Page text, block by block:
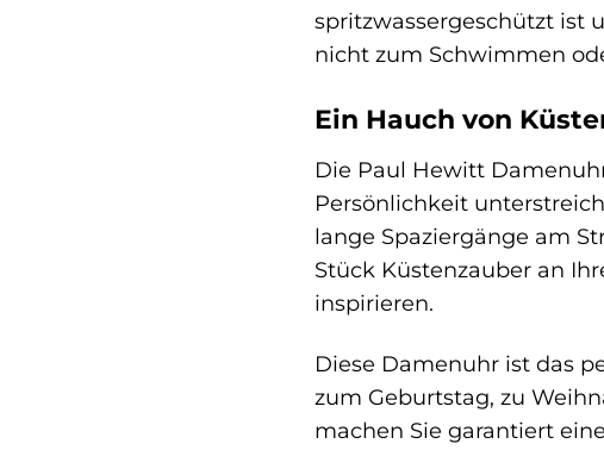
spritzwassergeschützt ist
nicht zum Schwimmen
Ein Hauch von
Die Paul Hewitt
Persönlichkeit
lange Spaziergänge am
Stück Küstenzauber an
inspirieren.
Diese Damenuhr ist das
zum Geburtstag, zu
machen Sie garantiert